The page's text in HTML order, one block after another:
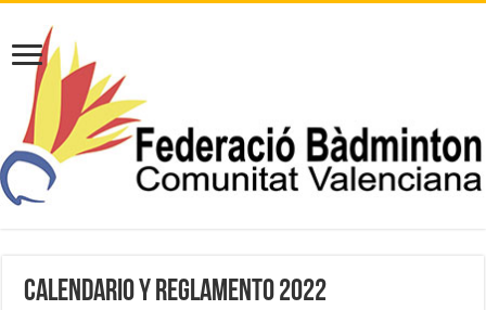
CALENDARIO Y REGLAMENTO 2022